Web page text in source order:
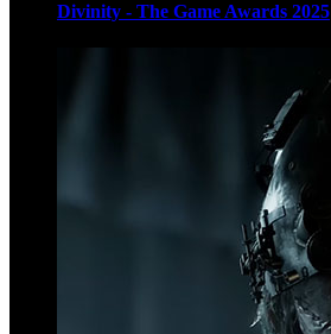
Divinity - The Game Awards 2025